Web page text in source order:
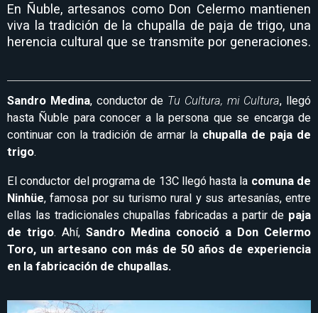
En Ñuble, artesanos como Don Celermo mantienen
viva la tradición de la chupalla de paja de trigo, una
herencia cultural que se transmite por generaciones.
Sandro Medina, conductor de Tu Cultura, mi Cultura, llegó
hasta Ñuble para conocer a la persona que se encarga de
continuar con la tradición de armar la chupalla de paja de
trigo.
El conductor del programa de 13C llegó hasta la comuna de
Ninhüe, famosa por su turismo rural y sus artesanías, entre
ellas las tradicionales chupallas fabricadas a partir de paja
de trigo. Ahí, Sandro Medina conoció a Don Celermo
Toro, un artesano con más de 50 años de experiencia
en la fabricación de chupallas.